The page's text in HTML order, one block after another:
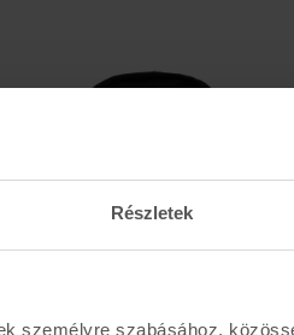
Részletek
személyre szabásához,